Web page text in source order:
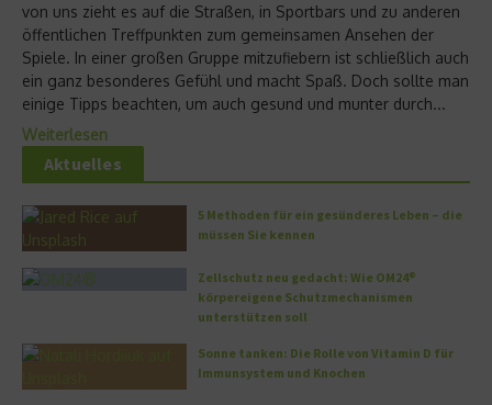
von uns zieht es auf die Straßen, in Sportbars und zu anderen
öffentlichen Treffpunkten zum gemeinsamen Ansehen der
Spiele. In einer großen Gruppe mitzufiebern ist schließlich auch
ein ganz besonderes Gefühl und macht Spaß. Doch sollte man
einige Tipps beachten, um auch gesund und munter durch...
Weiterlesen
Aktuelles
5 Methoden für ein gesünderes Leben – die
müssen Sie kennen
Zellschutz neu gedacht: Wie OM24®
körpereigene Schutzmechanismen
unterstützen soll
Sonne tanken: Die Rolle von Vitamin D für
Immunsystem und Knochen